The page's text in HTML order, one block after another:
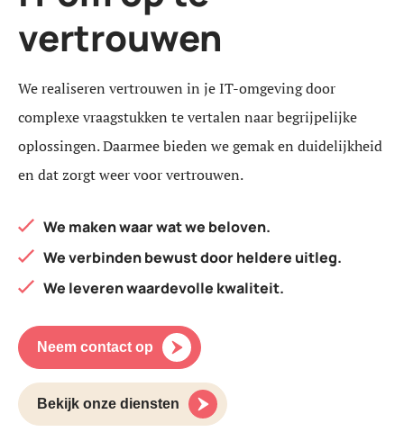
vertrouwen
We realiseren vertrouwen in je IT-omgeving door
complexe vraagstukken te vertalen naar begrijpelijke
oplossingen. Daarmee bieden we gemak en duidelijkheid
en dat zorgt weer voor vertrouwen.
We maken waar wat we beloven.
We verbinden bewust door heldere uitleg.
We leveren waardevolle kwaliteit.
Neem contact op
Bekijk onze diensten